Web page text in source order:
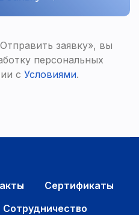
заявку», вы
персональных
с Условиями.
Сертификаты
Сотрудничество